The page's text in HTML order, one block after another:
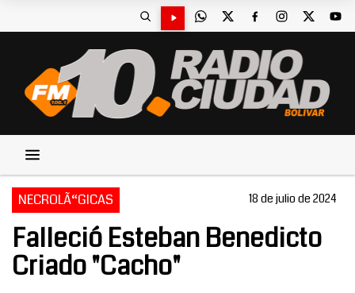
NECROLÃ“GICAS 18 de julio de 2024
Falleció Esteban Benedicto
Criado "Cacho"